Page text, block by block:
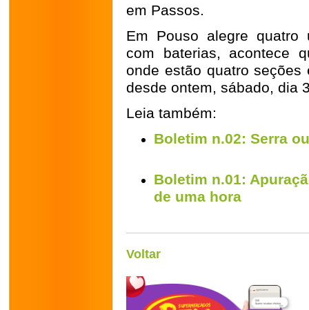
em Passos.
Em Pouso alegre quatro
com baterias, acontece
onde estão quatro
desde ontem, sábado, dia
Leia também:
Boletim n.02: Serra
Boletim n.01:
de uma hora
Voltar